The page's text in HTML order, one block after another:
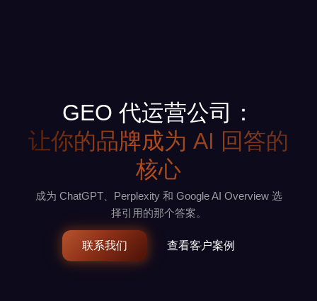
GEO 代运营公司：
让你的品牌成为 AI 回答的
核心
成为 ChatGPT、Perplexity 和 Google AI Overview 选
择引用的那个答案。
联系我们 查看客户案例